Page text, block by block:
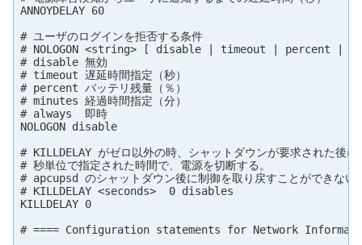
ANNOYDELAY 60
# ユーザのログインを拒否する条件
# NOLOGON <string> [ disable | timeout | percent |
# disable 無効
# timeout 遅延時間指定（秒）
# percent バッテリ残量（％）
# minutes 経過時間指定（分）
# always  即時
NOLOGON disable
# KILLDELAY がゼロ以外の時、シャットダウンが要求された後に
# 秒単位で指定された時間で、電源を切断する。
# apcupsd のシャットダウン後に制御を取り戻すことができない
# KILLDELAY <seconds>  0 disables
KILLDELAY 0
# ==== Configuration statements for Network